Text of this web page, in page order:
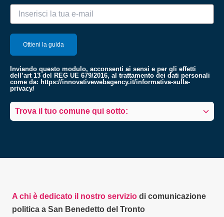
Inviando questo modulo, acconsenti ai sensi e per gli effetti
dell’art 13 del REG UE 679/2016, al trattamento dei dati personali
come da: https://innovativewebagency.it/informativa-sulla-
privacy/
Trova il tuo comune qui sotto:
A chi è dedicato il nostro servizio di comunicazione
politica a San Benedetto del Tronto